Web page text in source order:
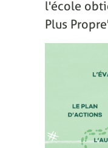
l'école
Plus